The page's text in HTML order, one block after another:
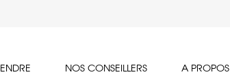
NOS CONSEILLERS A PROPOS